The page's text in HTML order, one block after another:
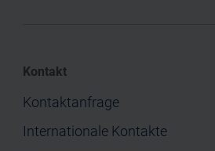
Kontakt
Kontaktanfrage
Internationale Kontakte